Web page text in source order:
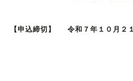
【申込締切】　 令和７年１０月２